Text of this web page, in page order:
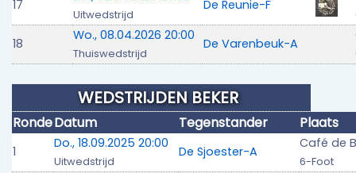
17
Uitwedstrijd
De Reunie-F
18
Wo., 08.04.2026 20:00
Thuiswedstrijd
De Varenbeuk-A
WEDSTRIJDEN BEKER
RondeDatum Tegenstander Plaats
1
Do., 18.09.2025 20:00
Uitwedstrijd
De Sjoester-A
Café de
6-Foot